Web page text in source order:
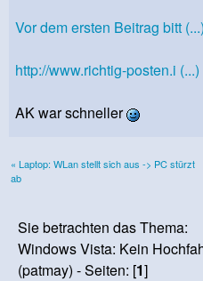
Vor dem ersten Beitrag bitt (...)
http://www.richtig-posten.i (...)
AK war schneller
« Laptop: WLan stellt sich aus -> PC stürzt
ab
Sie betrachten das Thema:
Windows Vista: Kein
(patmay) - Seiten: [1]